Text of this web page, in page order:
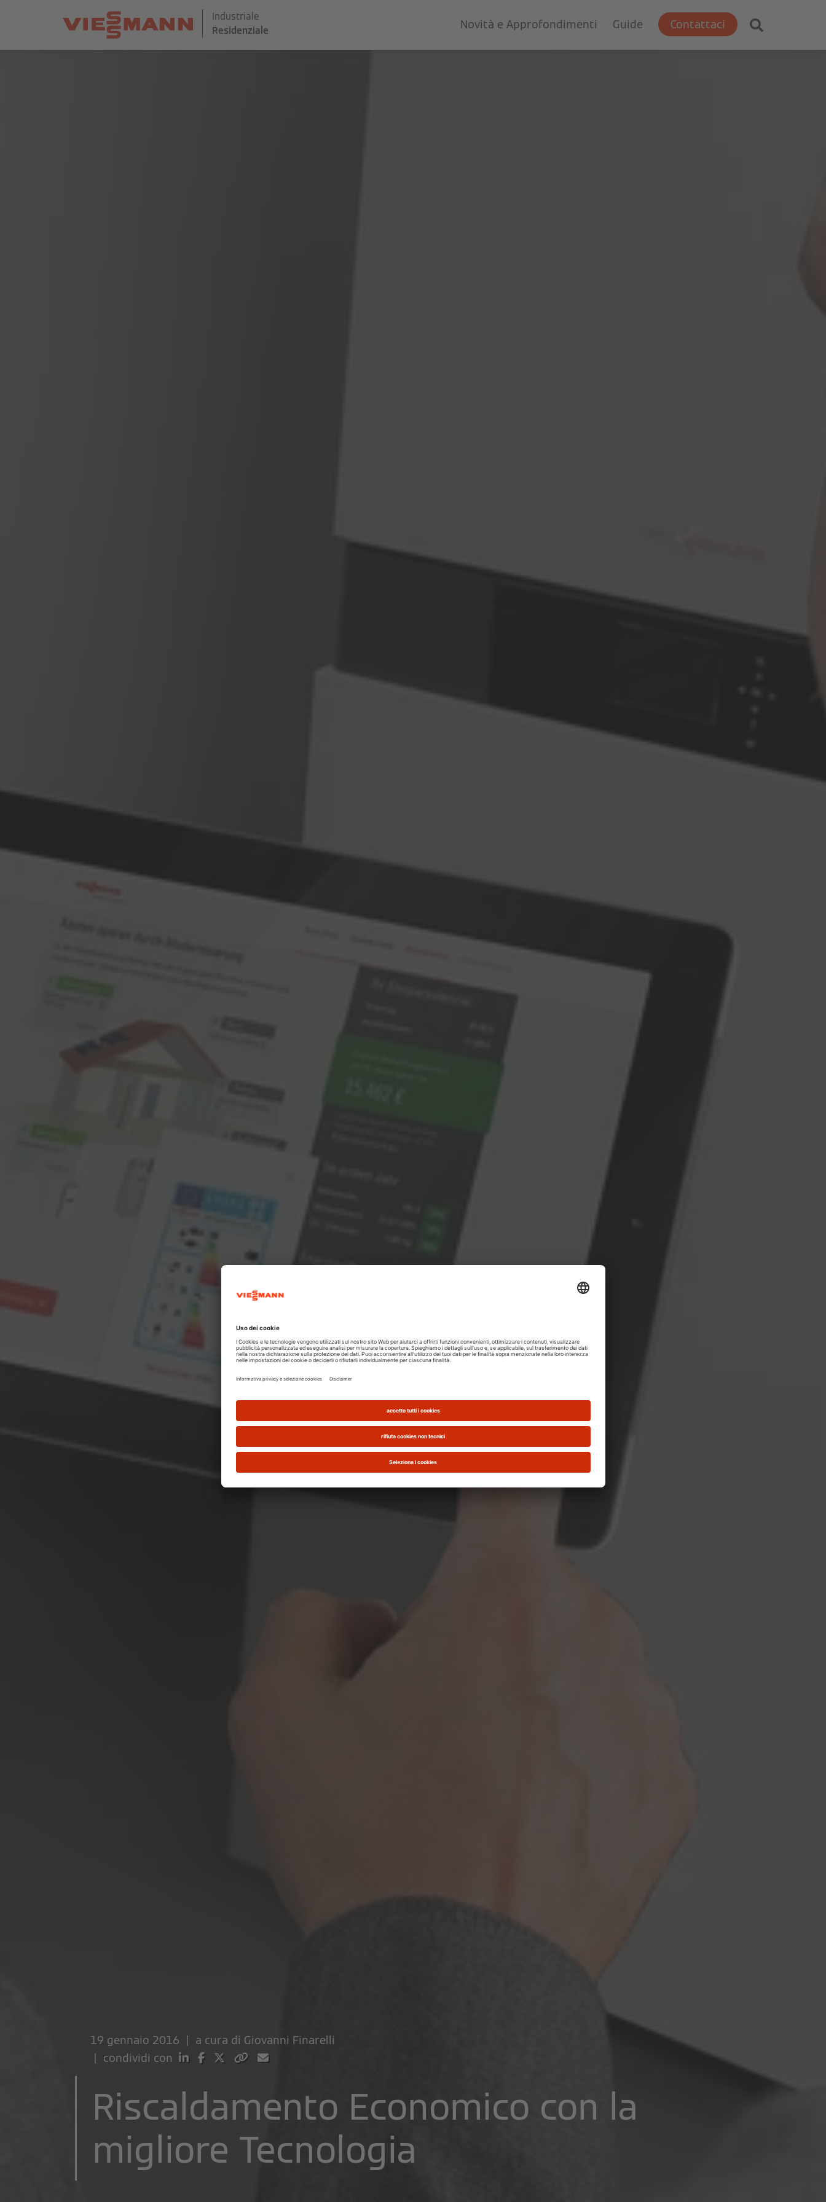
Industriale
Residenziale
Novità e Approfondimenti Guide Contattaci
19 gennaio 2016 | a cura di Giovanni Finarelli
| condividi con
Riscaldamento Economico con la
migliore Tecnologia